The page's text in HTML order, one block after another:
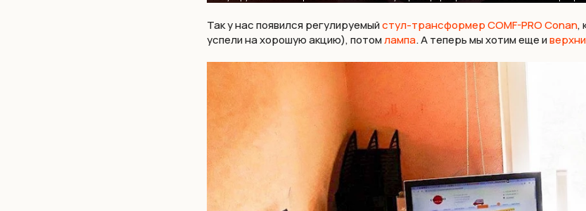
Так у нас появился регулируемыйстул-трансформер COMF-PRO Conan,
успели на хорошую акцию), потомлампа. А теперь мы хотим еще и